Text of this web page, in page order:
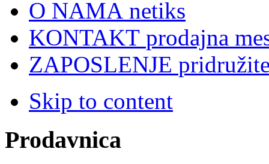
O NAMA netiks
KONTAKT prodajna
ZAPOSLENJE
Skip to content
Prodavnica